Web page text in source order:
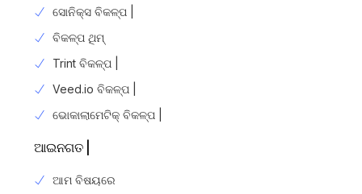
ସୋନିକ୍ସ ବିକଳ୍ପ |
ବିକଳ୍ପ ଥିମ୍
Trint ବିକଳ୍ପ |
Veed.io ବିକଳ୍ପ |
ଭୋକାଲାମେଟିକ୍ ବିକଳ୍ପ |
ଆଇନଗତ |
ଆମ ବିଷୟରେ